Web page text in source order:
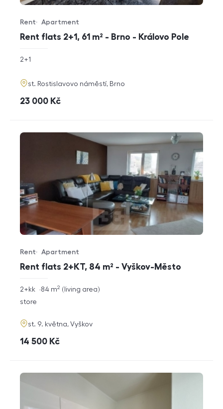
Rent flats 2+1, 61 m² - Brno - Královo Pole
Offer type
Rent
Property type
Apartment
rozměry
disposition
2+1
adresa
st. Rostislavovo náměstí, Brno
cena
23 000 Kč
Rent flats 2+KT, 84 m² - Vyškov-Město
Offer type
Rent
Property type
Apartment
rozměry
2+kk living area
84 m2
funkce
store
adresa
st. 9. května, Vyškov
cena
14 500 Kč